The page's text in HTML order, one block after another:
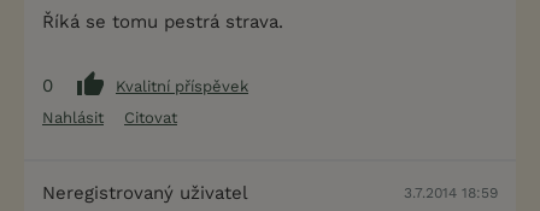
Říká se tomu pestrá strava.
0
Kvalitní příspěvek
Nahlásit
Citovat
Neregistrovaný uživatel 3.7.2014 18:59